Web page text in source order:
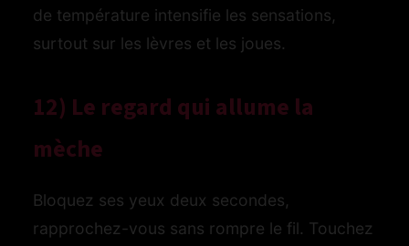
de température intensifie les sensations,
surtout sur les lèvres et les joues.
12) Le regard qui allume la
mèche
Bloquez ses yeux deux secondes,
rapprochez-vous sans rompre le fil. Touchez